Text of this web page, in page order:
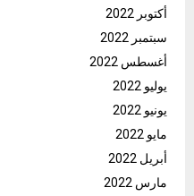
أكتوبر 2022
سبتمبر 2022
أغسطس 2022
يوليو 2022
يونيو 2022
مايو 2022
أبريل 2022
مارس 2022